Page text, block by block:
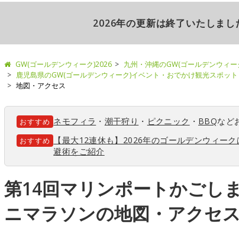
2026年の更新は終了いたしまし
GW(ゴールデンウィーク)2026
九州・沖縄のGW(ゴールデンウィ
鹿児島県のGW(ゴールデンウィーク)イベント・おでかけ観光スポット
地図・アクセス
おすすめ ネモフィラ ・ 潮干狩り ・ ピクニック ・ BBQなど
おすすめ
【最大12連休も】2026年のゴールデンウィー
避術をご紹介
第14回マリンポートかごし
ニマラソンの地図・アクセス